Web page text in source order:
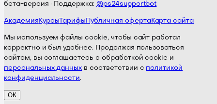
бета-версия · Поддержка: @ps24supportbot
Академия КурсыТарифы Публичная офертаКарта сайта
Мы используем файлы cookie, чтобы сайт работал
корректно и был удобнее. Продолжая пользоваться
сайтом, вы соглашаетесь с обработкой cookie и
персональных данных в соответствии с политикой
конфиденциальности.
ОК